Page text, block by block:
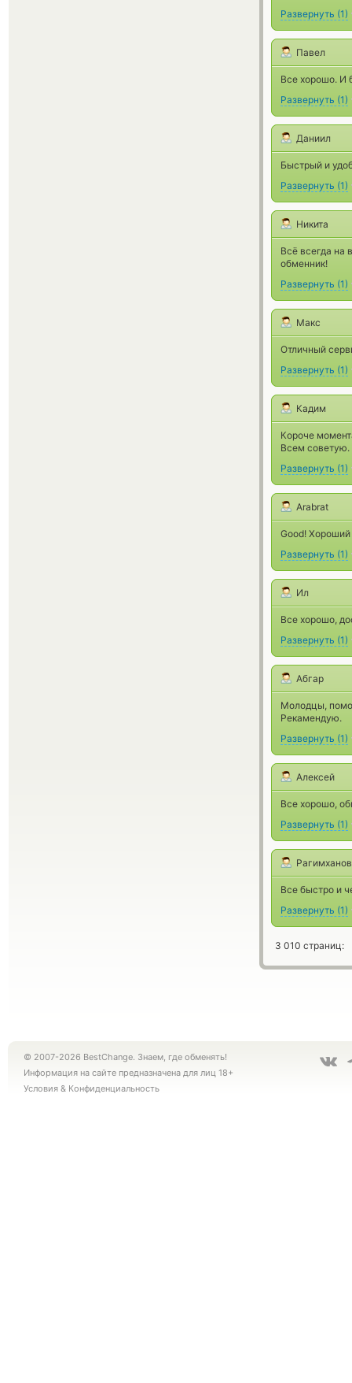
Развернуть (1)
Павел
Все хорошо. И
Развернуть (1)
Даниил
Быстрый и
Развернуть (1)
Никита
Всё всегда на
обменник!
Развернуть (1)
Макс
Отличный
Развернуть (1)
Кадим
Короче
Всем советую.
Развернуть (1)
Arabrat
Good! Хороший
Развернуть (1)
Ил
Все хорошо,
Развернуть (1)
Абгар
Молодцы,
Рекамендую.
Развернуть (1)
Алексей
Все хорошо,
Развернуть (1)
Рагимханов
Все быстро и
Развернуть (1)
3 010 страниц:
© 2007-2026 BestChange. Знаем, где обменять!
Информация на сайте предназначена для лиц 18+
Условия & Конфиденциальность